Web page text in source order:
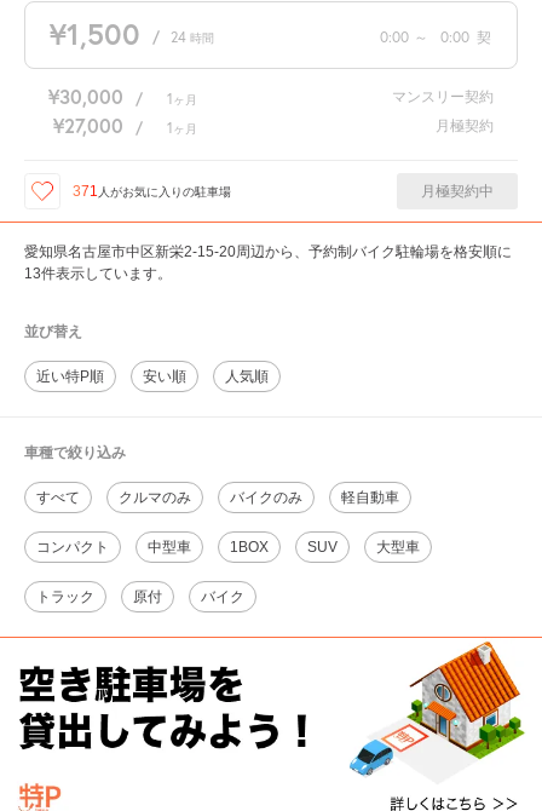
¥1,500 / 24 時間 0:00 ～ 0:00 契
¥30,000 / 1 ヶ月 マンスリー契約
¥27,000 / 1 ヶ月 月極契約
371 人がお気に入りの駐車場 月極契約中
愛知県名古屋市中区新栄2-15-20周辺から、予約制バイク駐輪場を格安順に
13件表示しています。
並び替え
近い特P順 安い順 人気順
車種で絞り込み
すべて クルマのみ バイクのみ 軽自動車
コンパクト 中型車 1BOX SUV 大型車
トラック 原付 バイク